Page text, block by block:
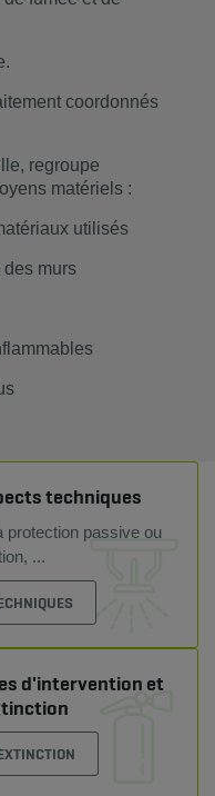
coordonnés
regroupe
matériels :
utilisés
des murs
techniques
protection passive ou
...
d'intervention et